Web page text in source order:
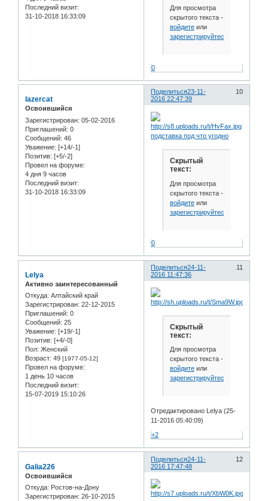
Последний визит:
31-10-2018 16:33:09
Для просмотра
скрытого текста -
войдитеили
зарегистрируйтесь
0
Поделиться 10
23-11-
2016 22:47:39
lazercat
Освоившийся
Зарегистрирован: 05-02-2016
Приглашений: 0
Сообщений: 46
Уважение: [+14/-1]
Позитив: [+5/-2]
Провел на форуме:
4 дня 9 часов
Последний визит:
31-10-2018 16:33:09
подставка под что угодно
Скрытый
текст:
Для просмотра
скрытого текста -
войдитеили
зарегистрируйтесь
0
Поделиться 11
24-11-
2016 11:47:36
Lelya
Активно заинтересованный
Откуда: Алтайский край
Зарегистрирован: 22-12-2015
Приглашений: 0
Сообщений: 25
Уважение: [+19/-1]
Позитив: [+4/-0]
Пол: Женский
Возраст: 49 [1977-05-12]
Провел на форуме:
1 день 10 часов
Последний визит:
15-07-2019 15:10:26
Скрытый
текст:
Для просмотра
скрытого текста -
войдитеили
зарегистрируйтесь
Отредактировано Lelya (25-
11-2016 05:40:09)
+2
Поделиться 12
24-11-
2016 17:47:48
Galia226
Освоившийся
Откуда: Ростов-на-Дону
Зарегистрирован: 26-10-2015